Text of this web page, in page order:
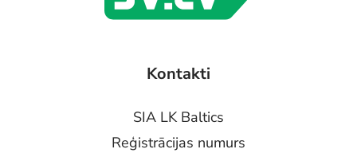
Kontakti
SIA LK Baltics
Reģistrācijas numurs